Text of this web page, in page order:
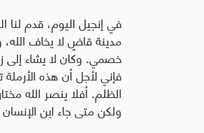
في إنجيل اليوم، قدم لنا
مدينة قاضٍ لا يخاف الله،
خصمي. وكان لا يشاء إلى
فإني لأجل أن هذه
الظلم. أفلا ينصر الله
ولكن متى جاء ابن الإنسان